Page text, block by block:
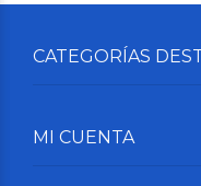
CATEGORÍAS
MI CUENTA